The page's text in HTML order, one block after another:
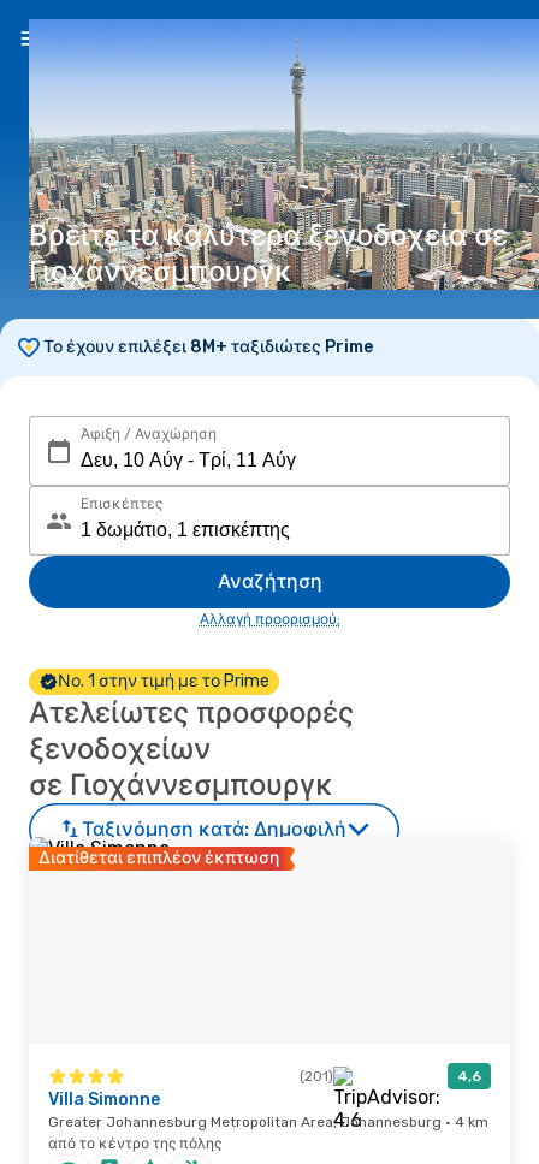
Βρείτε τα καλύτερα ξενοδοχεία σε
Γιοχάννεσμπουργκ
Το έχουν επιλέξει 8M+ ταξιδιώτες Prime
Άφιξη / Αναχώρηση
Επισκέπτες
Αναζήτηση
Αλλαγή προορισμού;
Νο. 1 στην τιμή με το Prime
Ατελείωτες προσφορές
ξενοδοχείων
σε Γιοχάννεσμπουργκ
Ταξινόμηση κατά: Δημοφιλή
Διατίθεται επιπλέον έκπτωση
(201) 4,6
Villa Simonne
Greater Johannesburg Metropolitan Area, Johannesburg · 4 km
από το κέντρο της πόλης